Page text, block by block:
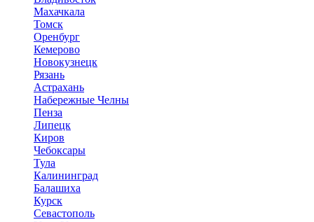
Махачкала
Томск
Оренбург
Кемерово
Новокузнецк
Рязань
Астрахань
Набережные Челны
Пенза
Липецк
Киров
Чебоксары
Тула
Калининград
Балашиха
Курск
Севастополь